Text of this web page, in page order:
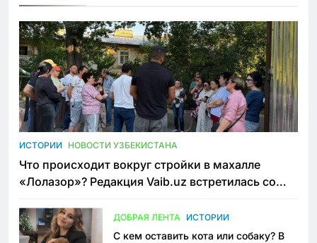
ИСТОРИИ НОВОСТИ УЗБЕКИСТАНА
Что происходит вокруг стройки в махалле
«Лолазор»? Редакция Vaib.uz встретилась со
ДОБРАЯ ЛЕНТА ИСТОРИИ
С кем оставить кота или собаку? В